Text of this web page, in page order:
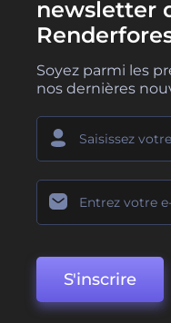
newsletter
Soyez parmi les
nos dernières
S'inscrire